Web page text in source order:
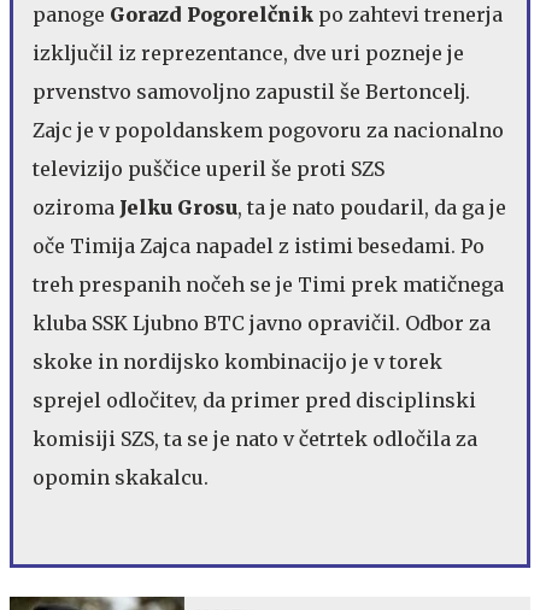
panoge Gorazd Pogorelčnik po zahtevi trenerja
izključil iz reprezentance, dve uri pozneje je
prvenstvo samovoljno zapustil še Bertoncelj.
Zajc je v popoldanskem pogovoru za nacionalno
televizijo puščice uperil še proti SZS
oziroma Jelku Grosu, ta je nato poudaril, da ga je
oče Timija Zajca napadel z istimi besedami. Po
treh prespanih nočeh se je Timi prek matičnega
kluba SSK Ljubno BTC javno opravičil. Odbor za
skoke in nordijsko kombinacijo je v torek
sprejel odločitev, da primer pred disciplinski
komisiji SZS, ta se je nato v četrtek odločila za
opomin skakalcu.